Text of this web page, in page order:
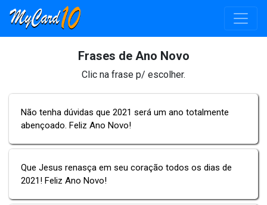
Frases de Ano Novo
Clic na frase p/ escolher.
Não tenha dúvidas que 2021 será um ano totalmente
abençoado. Feliz Ano Novo!
Que Jesus renasça em seu coração todos os dias de
2021! Feliz Ano Novo!